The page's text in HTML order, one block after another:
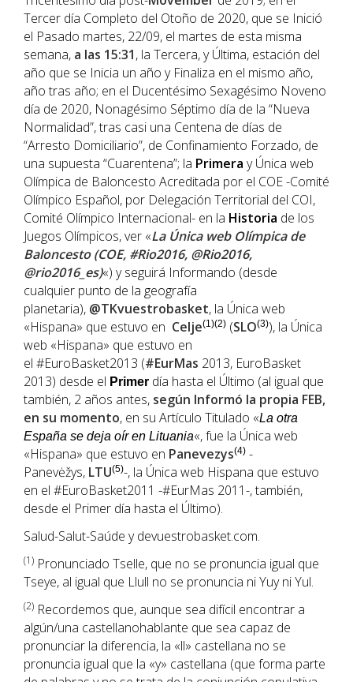
Tercer día Completo del Otoño de 2020, que se Inició
el Pasado martes, 22/09, el martes de esta misma
semana, a las 15:31, la Tercera, y Última, estación del
año que se Inicia un año y Finaliza en el mismo año,
año tras año; en el Ducentésimo Sexagésimo Noveno
día de 2020, Nonagésimo Séptimo día de la “Nueva
Normalidad”, tras casi una Centena de días de
“Arresto Domiciliario”, de Confinamiento Forzado, de
una supuesta “Cuarentena”; la Primera y Única web
Olímpica de Baloncesto Acreditada por el COE -Comité
Olímpico Español, por Delegación Territorial del COI,
Comité Olímpico Internacional- en la Historia de los
Juegos Olímpicos, ver «La Única web Olímpica de
Baloncesto (COE, #Rio2016, @Rio2016,
@rio2016_es)«) y seguirá Informando (desde
cualquier punto de la geografía
planetaria), @TKvuestrobasket, la Única web
«Hispana» que estuvo en Celje(1)(2) (SLO(3)), la Única
web «Hispana» que estuvo en
el #EuroBasket2013 (#EurMas 2013, EuroBasket
2013) desde el Primer día hasta el Último (al igual que
también, 2 años antes, según Informó la propia FEB,
en su momento, en su Artículo Titulado «La otra
España se deja oír en Lituania«, fue la Única web
«Hispana» que estuvo en Panevezys(4) -
Panevėžys, LTU(5)-, la Única web Hispana que estuvo
en el #EuroBasket2011 -#EurMas 2011-, también,
desde el Primer día hasta el Último).
Salud-Salut-Saúde y devuestrobasket.com.
(1) Pronunciado Tselle, que no se pronuncia igual que
Tseye, al igual que Llull no se pronuncia ni Yuy ni Yul.
(2) Recordemos que, aunque sea difícil encontrar a
algún/una castellanohablante que sea capaz de
pronunciar la diferencia, la «ll» castellana no se
pronuncia igual que la «y» castellana (que forma parte